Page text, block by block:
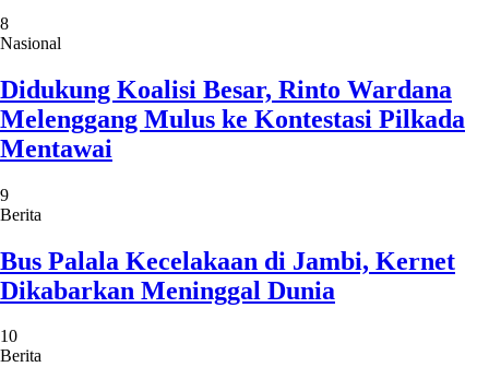
8
Nasional
Didukung Koalisi Besar, Rinto Wardana
Melenggang Mulus ke Kontestasi Pilkada
Mentawai
9
Berita
Bus Palala Kecelakaan di Jambi, Kernet
Dikabarkan Meninggal Dunia
10
Berita